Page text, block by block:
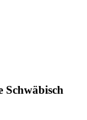
Schwäbisch